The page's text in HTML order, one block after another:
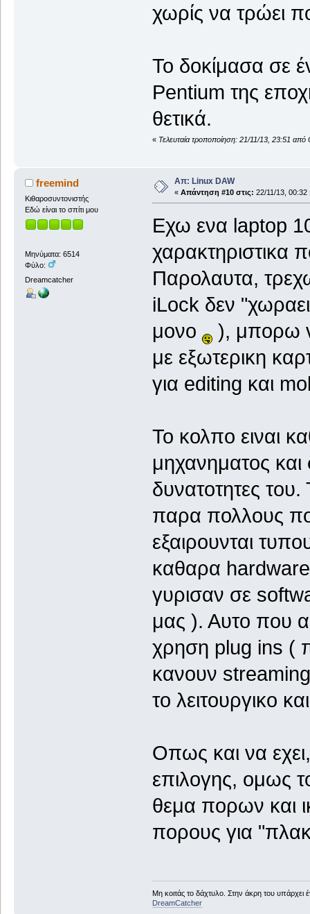
χωρίς να τρώει
Το δοκίμασα σε
Pentium της
θετικά.
« Τελευταία τροποποίηση: 21/11/13, 23:51 από
freemind
Κιθαροσυντονιστής
Εδώ είναι το σπίτι μου
Μηνύματα: 6514
Φύλο:
Dreamcatcher
Απ: Linux DAW
« Απάντηση #10 στις: 22/11/13, 00:32
Εχω ενα laptop
Παρολαυτα,
iLock δεν
μονο
), μπορω
με εξωτερικη
για editing και
Το κολπο ειναι
μηχανηματος
δυνατοτητες
παρα πολλους
εξαιρουνται
καθαρα
γυρισαν σε
μας ). Αυτο που
χρηση plug ins (
κανουν streaming
το λειτουργικο
Οπως και να
επιλογης, ομως
θεμα πορων και
πορους για
Μη κοιτάς το δάχτυλο. Στην άκρη του υπάρχει
DreamCatcher